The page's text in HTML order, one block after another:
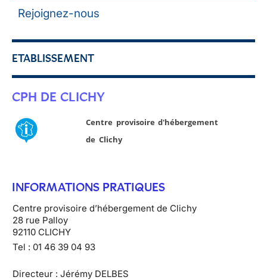
Rejoignez-nous
ETABLISSEMENT
CPH DE CLICHY
Centre provisoire d'hébergement
de Clichy
INFORMATIONS PRATIQUES
Centre provisoire d’hébergement de Clichy
28 rue Palloy
92110 CLICHY
Tel : 01 46 39 04 93
Directeur : Jérémy DELBES